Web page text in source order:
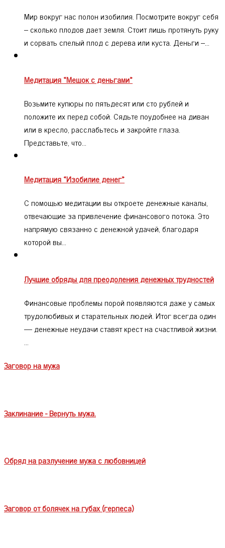
Мир вокруг нас полон изобилия. Посмотрите вокруг себя
– сколько плодов дает земля. Стоит лишь протянуть руку
и сорвать спелый плод с дерева или куста. Деньги –…
Медитация «Мешок с деньгами»
Возьмите купюры по пятьдесят или сто рублей и
положите их перед собой. Сядьте поудобнее на диван
или в кресло, расслабьтесь и закройте глаза.
Представьте, что…
Медитация «Изобилие денег»
С помощью медитации вы откроете денежные каналы,
отвечающие за привлечение финансового потока. Это
напрямую связанно с денежной удачей, благодаря
которой вы…
Лучшие обряды для преодоления денежных трудностей
Финансовые проблемы порой появляются даже у самых
трудолюбивых и старательных людей. Итог всегда один
— денежные неудачи ставят крест на счастливой жизни.
…
Заговор на мужа
Заклинание - Вернуть мужа.
Обряд на разлучение мужа с любовницей
Заговор от болячек на губах (герпеса)